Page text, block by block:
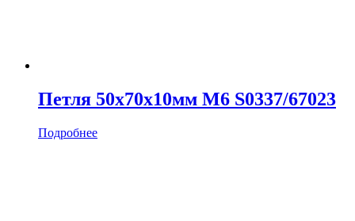
Петля 50х70х10мм M6 S0337/67023
Подробнее